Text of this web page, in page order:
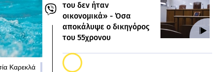
Καρεκλά
του δεν ήταν
οικονομικά» - Όσα
αποκάλυψε ο δικηγόρος
του 55χρονου